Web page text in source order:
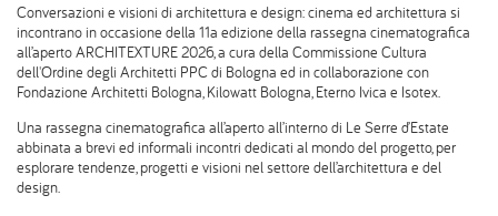
Conversazioni e visioni di architettura e design: cinema ed architettura si
incontrano in occasione della 11a edizione della rassegna cinematografica
all’aperto ARCHITEXTURE 2026, a cura della Commissione Cultura
dell'Ordine degli Architetti PPC di Bologna ed in collaborazione con
Fondazione Architetti Bologna, Kilowatt Bologna, Eterno Ivica e Isotex.
Una rassegna cinematografica all’aperto all’interno di Le Serre d’Estate
abbinata a brevi ed informali incontri dedicati al mondo del progetto, per
esplorare tendenze, progetti e visioni nel settore dell’architettura e del
design.